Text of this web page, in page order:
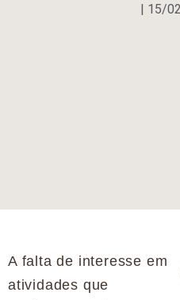
| 15/
A falta de interesse em
atividades que